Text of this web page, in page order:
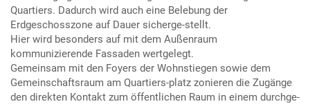
Quartiers. Dadurch wird auch eine Belebung der
Erdgeschosszone auf Dauer sicherge-stellt.
Hier wird besonders auf mit dem Außenraum
kommunizierende Fassaden wertgelegt.
Gemeinsam mit den Foyers der Wohnstiegen sowie dem
Gemeinschaftsraum am Quartiers-platz zonieren die Zugänge
den direkten Kontakt zum öffentlichen Raum in einem durchge-